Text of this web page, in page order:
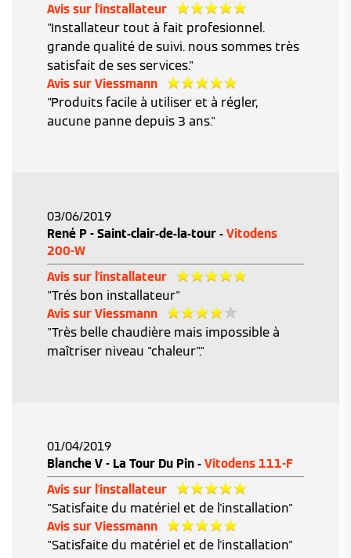
Avis sur l'installateur
"Installateur tout à fait profesionnel.
grande qualité de suivi. nous sommes très
satisfait de ses services."
Avis sur Viessmann
"Produits facile à utiliser et à régler,
aucune panne depuis 3 ans."
03/06/2019
René P - Saint-clair-de-la-tour - Vitodens
200-W
Avis sur l'installateur
"Trés bon installateur"
Avis sur Viessmann
"Très belle chaudière mais impossible à
maîtriser niveau "chaleur"."
01/04/2019
Blanche V - La Tour Du Pin - Vitodens 111-F
Avis sur l'installateur
"Satisfaite du matériel et de l'installation"
Avis sur Viessmann
"Satisfaite du matériel et de l'installation"